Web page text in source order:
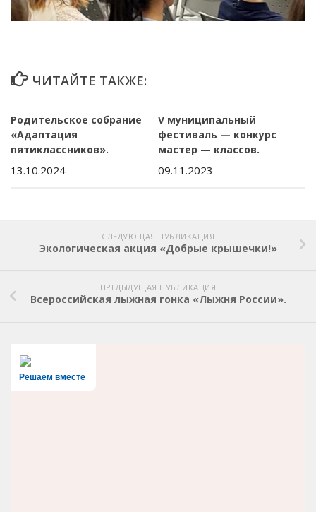
ЧИТАЙТЕ ТАКЖЕ:
Родительское собрание
«Адаптация
пятиклассников».
13.10.2024
V муниципальный
фестиваль — конкурс
мастер — классов.
09.11.2023
СЛЕДУЮЩАЯ ПУБЛИКАЦИЯ
Экологическая акция «Добрые крышечки!»
ПРЕДЫДУЩАЯ ПУБЛИКАЦИЯ
Всероссийская лыжная гонка «Лыжня России».
Решаем вместе